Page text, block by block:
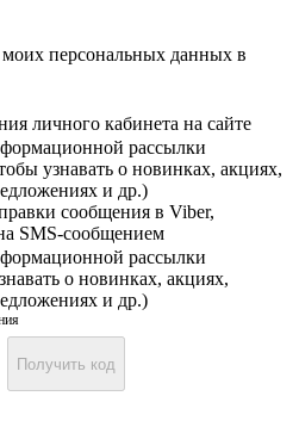
персональных данных в
личного кабинета на сайте
рассылки
узнавать о новинках, акциях,
и др.)
сообщения в Viber,
SMS-сообщением
рассылки
о новинках, акциях,
и др.)
Получить код